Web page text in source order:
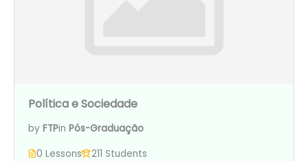
Política e Sociedade
by FTPin Pós-Graduação
0 Lessons
211 Students